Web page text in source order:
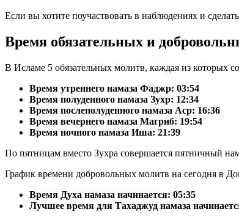
Если вы хотите поучаствовать в наблюдениях и
Время обязательных и
В Исламе 5 обязательных молитв, каждая из которых
Время утреннего намаза Фаджр: 03:54
Время полуденного намаза Зухр: 12:34
Время послеполуденного намаза Аср: 16:36
Время вечернего намаза Магриб: 19:54
Время ночного намаза Иша: 21:39
По пятницам вместо Зухра совершается пятничный
График времени добровольных молитв на сегодня в
Время Духа намаза начинается: 05:35
Лучшее время для Тахаджуд намаза